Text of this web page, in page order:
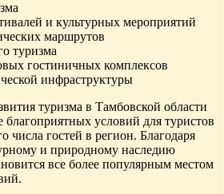
и культурных мероприятий
маршрутов
туризма
гостиничных комплексов
инфраструктуры
туризма в Тамбовской области
благоприятных условий для туристов
числа гостей в регион. Благодаря
и природному наследию
все более популярным местом